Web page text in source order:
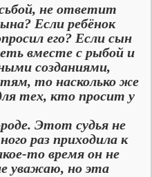
не ответит
Если ребёнок
его? Если сын
вместе с рыбой и
созданиями,
то насколько же
тех, кто просит у
Этот судья не
раз приходила к
то время он не
уважаю, но эта